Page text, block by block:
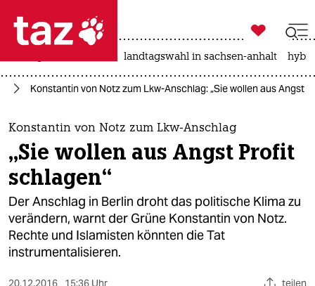
 taz zahl ich
taz zahl ich
themen
politik
öko
gesellschaft
kultur

taz zahl ich
landtagswahl in sachsen-anhalt
Konstantin von Notz zum Lkw-Anschlag: „Sie wollen aus Angst
Konstantin von Notz zum Lkw-Anschlag
„Sie wollen aus Angst Profit
schlagen“
Der Anschlag in Berlin droht das politische Klima zu
verändern, warnt der Grüne Konstantin von Notz.
Rechte und Islamisten könnten die Tat
instrumentalisieren.
20.12.2016 15:36 Uhr teilen